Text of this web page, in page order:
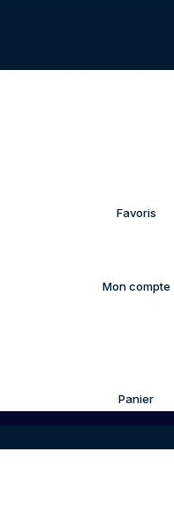
Favoris
Mon compte
Panier